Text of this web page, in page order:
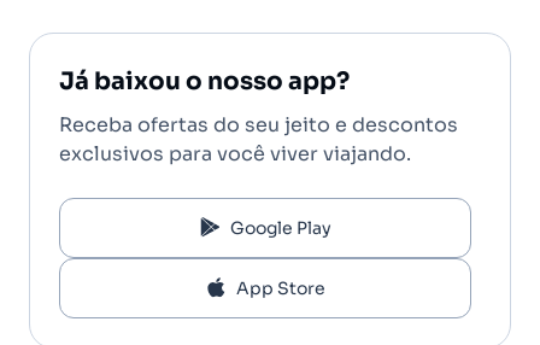
Já baixou o nosso app?
Receba ofertas do seu jeito e descontos
exclusivos para você viver viajando.
Google Play
App Store